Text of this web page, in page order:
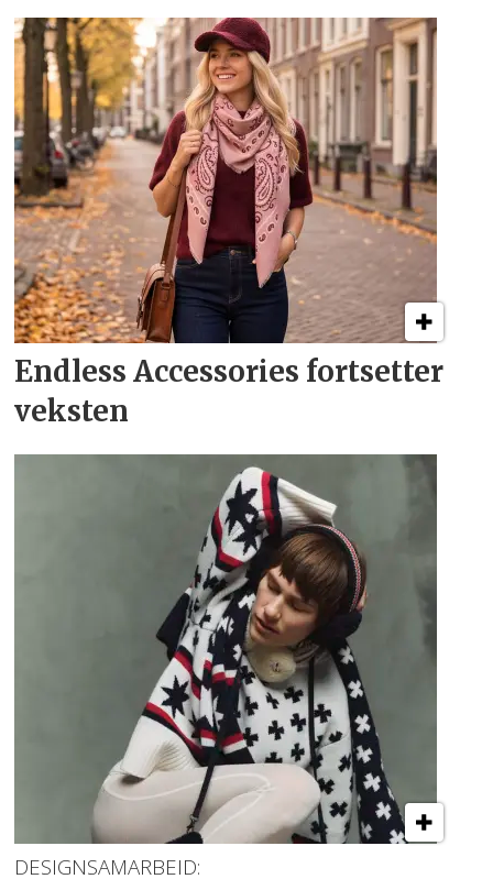
Endless Accessories fortsetter
veksten
DESIGNSAMARBEID: